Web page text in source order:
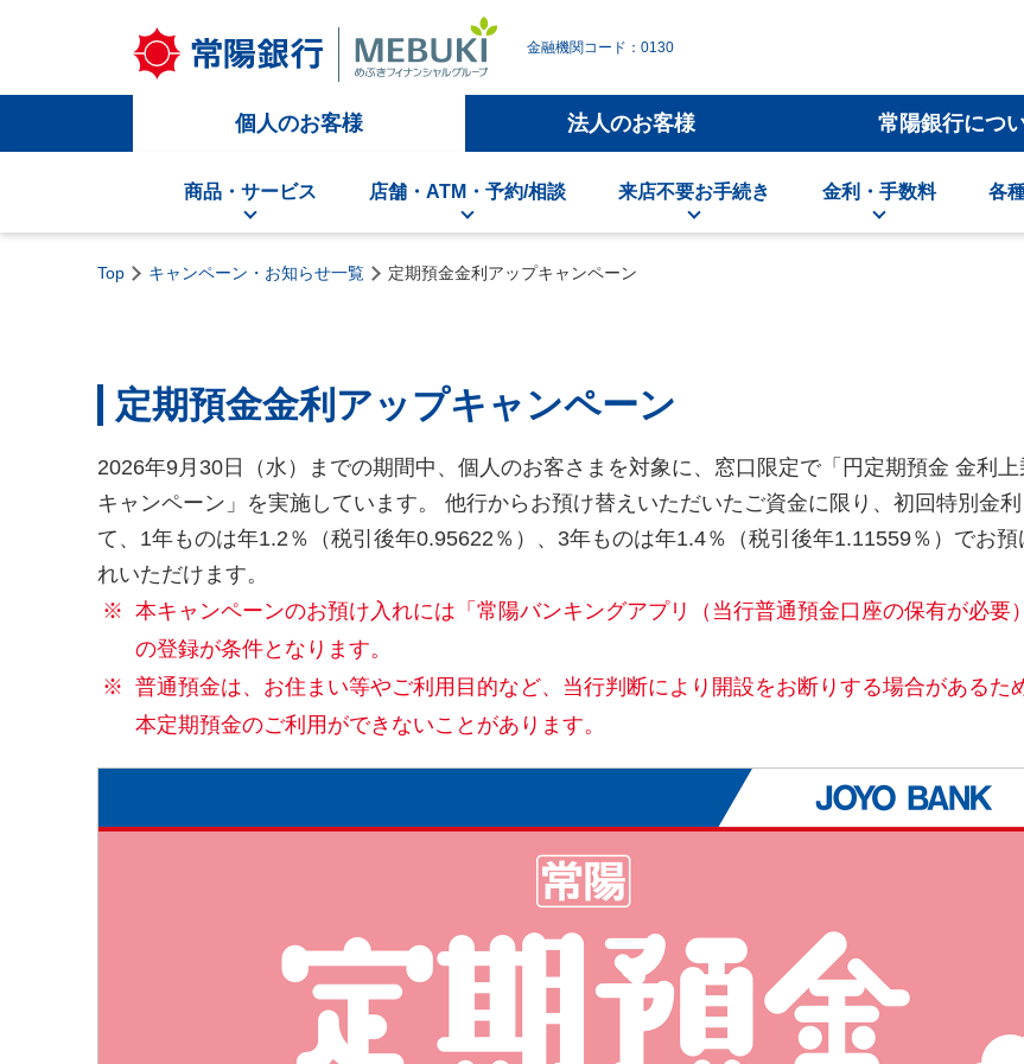
金融機関コード：0130
個人のお客様 法人のお客様 常陽銀行につ
商品・サービス 店舗・ATM・予約/相談 来店不要お手続き 金利・手数料 各
Top キャンペーン・お知らせ一覧 定期預金金利アップキャンペーン
定期預金金利アップキャンペーン
2026年9月30日（水）までの期間中、個人のお客さまを対象に、窓口限定で「円定期預金 金利上
キャンペーン」を実施しています。 他行からお預け替えいただいたご資金に限り、初回特別金利
て、1年ものは年1.2％（税引後年0.95622％）、3年ものは年1.4％（税引後年1.11559％）でお預
れいただけます。
※ 本キャンペーンのお預け入れには「常陽バンキングアプリ（当行普通預金口座の保有が必要
の登録が条件となります。
※ 普通預金は、お住まい等やご利用目的など、当行判断により開設をお断りする場合があるた
本定期預金のご利用ができないことがあります。